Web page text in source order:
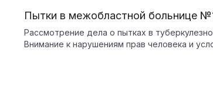
Пытки в межобластной больнице
Рассмотрение дела о пытках в
Внимание к нарушениям прав человека и